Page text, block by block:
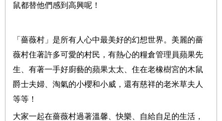
鼠都替他們感到高興呢！
「薔薇村」是所有人心中最美好的幻想世界。美麗的薔
薇村住著許多可愛的村民，有熱心的糧倉管理員蘋果先
生、有著一手好廚藝的蘋果太太、住在老橡樹宮的木鼠
爵士夫婦、淘氣的小櫻和小威，還有慈祥的老米草夫人
等等！
大家一起在薔薇村過著溫馨、快樂、自給自足的生活，